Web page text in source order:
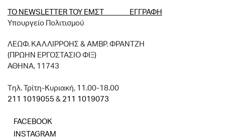
ΤΟ NEWSLETTER ΤΟΥ ΕΜΣΤ ΕΓΓΡΑΦΗ
Υπουργείο Πολιτισμού
ΛΕΩΦ. ΚΑΛΛΙΡΡΟΗΣ & ΑΜΒΡ. ΦΡΑΝΤΖΗ
(ΠΡΩΗΝ ΕΡΓΟΣΤΑΣΙΟ ΦΙΞ)
ΑΘΗΝΑ, 11743
Tηλ. Τρίτη-Κυριακή, 11.00-18.00
211 1019055 & 211 1019073
FACEBOOK
INSTAGRAM